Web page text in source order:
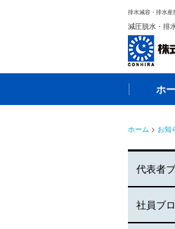
排水減容・排水産
減圧脱水・排
ホ
ホーム > お知
代表者
社員ブ